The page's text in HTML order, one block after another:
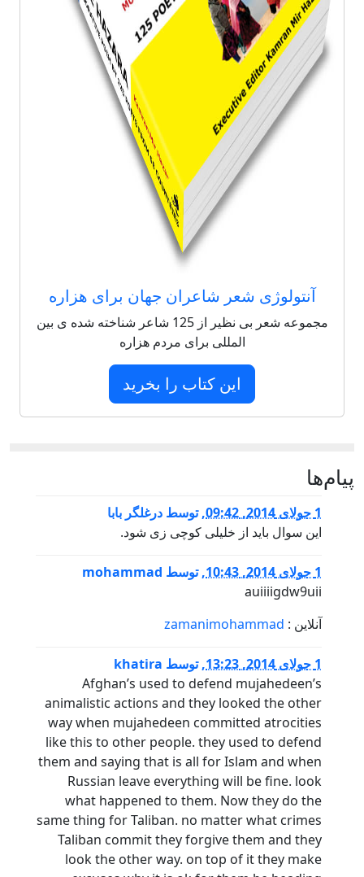
آنتولوژی شعر شاعران جهان برای هزاره
مجموعه شعر بی نظیر از 125 شاعر شناخته شده ی بین
المللی برای مردم هزاره
این کتاب را بخرید
پيام‌ها
1 جولای 2014, 09:42 ,توسط درغلگر بابا
این سوال باید از خلیلی کوچی زی شود.
1 جولای 2014, 10:43 ,توسط mohammad
auiiiigdw9uii
آنلاین : zamanimohammad
1 جولای 2014, 13:23 ,توسط khatira
Afghan’s used to defend mujahedeen’s
animalistic actions and they looked the other
way when mujahedeen committed atrocities
like this to other people. they used to defend
them and saying that is all for Islam and when
Russian leave everything will be fine. look
what happened to them. Now they do the
same thing for Taliban. no matter what crimes
Taliban commit they forgive them and they
look the other way. on top of it they make